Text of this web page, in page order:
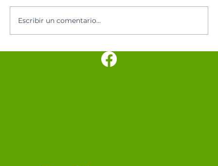
Escribir un comentario...